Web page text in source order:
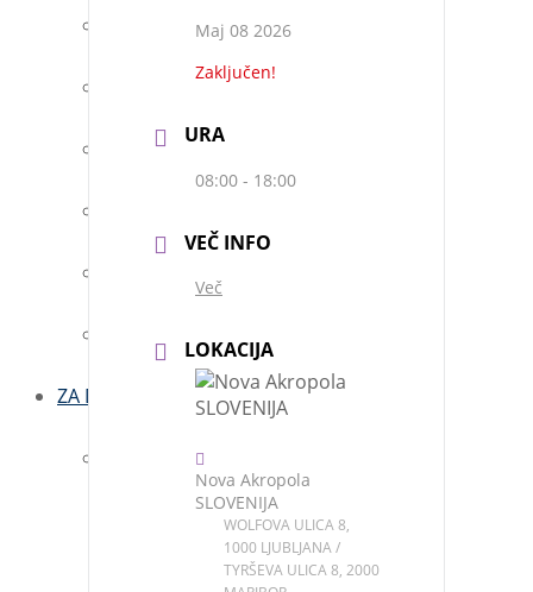
Energijska medicina
Homeopatija
Prehrana
ZA DUŠO
Angelske karte
Čarobna krogla
Čarobne karte
Maj 08 2026
Zaključen!
URA
08:00 - 18:00
VEČ INFO
Več
LOKACIJA
Nova Akropola
SLOVENIJA
WOLFOVA ULICA 8,
1000 LJUBLJANA /
TYRŠEVA ULICA 8, 2000